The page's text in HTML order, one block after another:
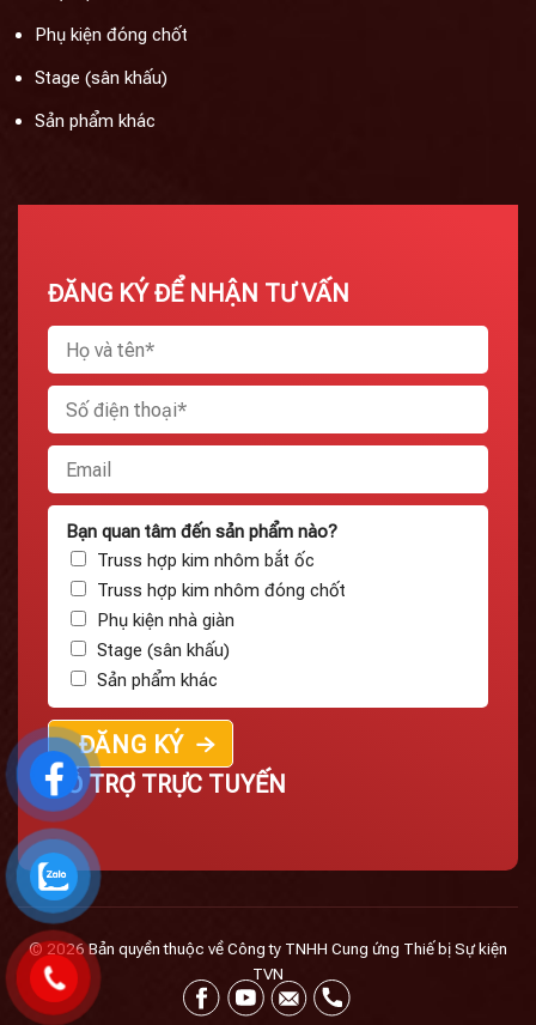
Phụ kiện đóng chốt
Stage (sân khấu)
Sản phẩm khác
ĐĂNG KÝ ĐỂ NHẬN TƯ VẤN
Bạn quan tâm đến sản phẩm nào?
Truss hợp kim nhôm bắt ốc
Truss hợp kim nhôm đóng chốt
Phụ kiện nhà giàn
Stage (sân khấu)
Sản phẩm khác
HỖ TRỢ TRỰC TUYẾN
© 2026 Bản quyền thuộc về Công ty TNHH Cung ứng Thiế bị Sự kiện
TVN